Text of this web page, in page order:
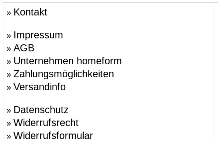
»Arne Jacobsen
»Atmosphere Globus
»Azumi, Shin & Tomoko
Babled, Emmanuel
»Bao-Nghi Droste
»Barnaby Gunning
Bastian Prieler
Batisse, Laurent
»BBMDS
»Berti, Enzo
Besau Marguerre , St
»Biokamine, Safretti
»Biscaro, Giorgio
» Kontakt
» Impressum
» AGB
» Unternehmen homeform
» Zahlungsmöglichkeiten
» Versandinfo
» Datenschutz
» Widerrufsrecht
» Widerrufsformular